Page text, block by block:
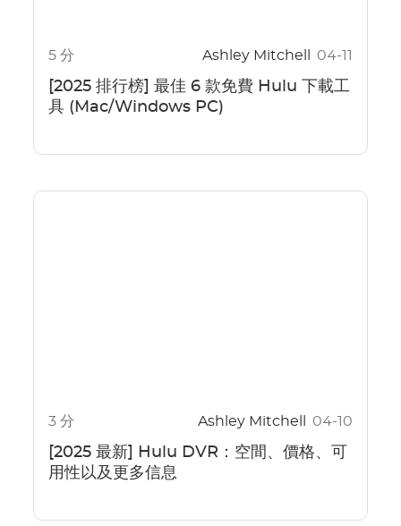
5 分 Ashley Mitchell 04-11
[2025 排行榜] 最佳 6 款免費 Hulu 下載工
具 (Mac/Windows PC)
3 分 Ashley Mitchell 04-10
[2025 最新] Hulu DVR：空間、價格、可
用性以及更多信息